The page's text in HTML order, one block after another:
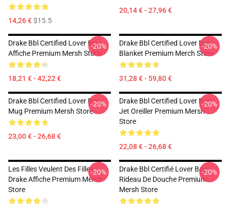
14,26 €$15.5
20,14 € - 27,96 €
Drake Bbl Certified Lover Boy
Affiche Premium Mersh Store
18,21 € - 42,22 €
-20%
Drake Bbl Certified Lover Boy
Blanket Premium Merch Store
31,28 € - 59,80 €
-20%
Drake Bbl Certified Lover Boy
Mug Premium Mersh Store
23,00 € - 26,68 €
-20%
Drake Bbl Certified Lover Boy
Jet Oreiller Premium Mersh
Store
22,08 € - 26,68 €
-20%
Les Filles Veulent Des Filles
Drake Affiche Premium Merch
Store
-20%
Drake Bbl Certifié Lover Boy
Rideau De Douche Premium
Mersh Store
-20%